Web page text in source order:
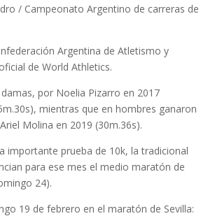
/ Campeonato Argentino de carreras de
Argentina de Atletismo y
de World Athletics.
por Noelia Pizarro en 2017
mientras que en hombres ganaron
Molina en 2019 (30m.36s).
importante prueba de 10k, la tradicional
para ese mes el medio maratón de
24).
19 de febrero en el maratón de Sevilla: